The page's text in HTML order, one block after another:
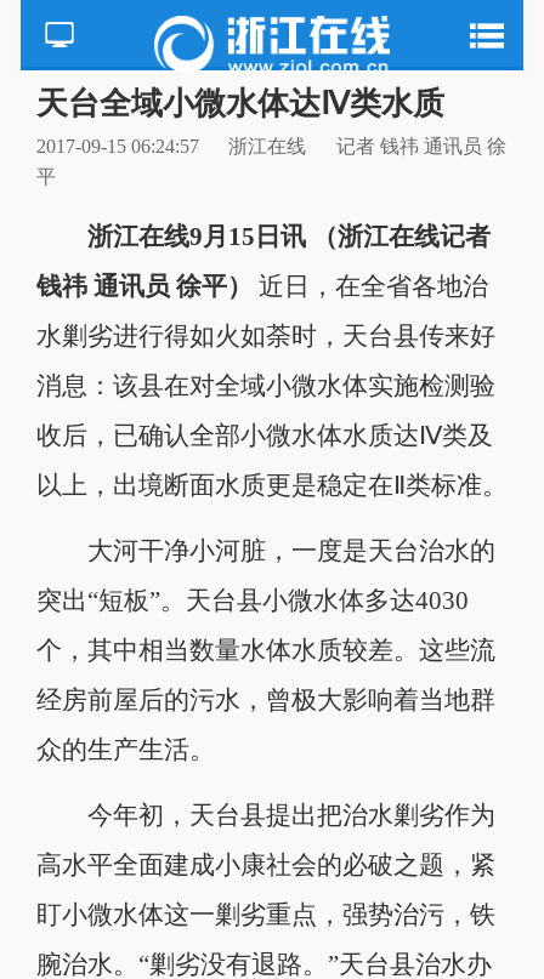
天台全域小微水体达Ⅳ类水质
2017-09-15 06:24:57 浙江在线
记者 钱祎 通讯员 徐
平
浙江在线9月15日讯 （浙江在线记者
钱祎 通讯员 徐平）
近日，在全省各地治
水剿劣进行得如火如荼时，天台县传来好
消息：该县在对全域小微水体实施检测验
收后，已确认全部小微水体水质达Ⅳ类及
以上，出境断面水质更是稳定在Ⅱ类标准。
大河干净小河脏，一度是天台治水的
突出“短板”。天台县小微水体多达4030
个，其中相当数量水体水质较差。这些流
经房前屋后的污水，曾极大影响着当地群
众的生产生活。
今年初，天台县提出把治水剿劣作为
高水平全面建成小康社会的必破之题，紧
盯小微水体这一剿劣重点，强势治污，铁
腕治水。“剿劣没有退路。”天台县治水办